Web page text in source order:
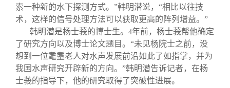
索一种新的水下探测方式。”韩明潜说，“相比以往技
术，这样的信号处理方法可以获取更高的阵列增益。”
韩明潜是杨士莪的博士生。 4年前，杨士莪帮他确定
了研究方向以及博士论文题目。“未见杨院士之前，没
想到一位耄耋老人对水声发展前沿如此了如指掌，并为
我国水声研究开辟新的方向。”韩明潜告诉记者，在杨
士莪的指导下，他的研究取得了突破性进展。